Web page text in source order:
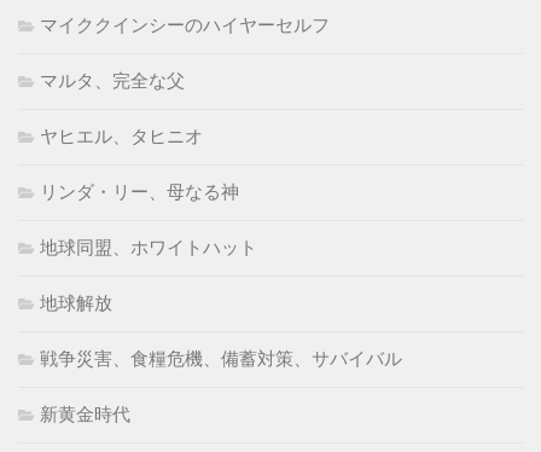
マイククインシーのハイヤーセルフ
マルタ、完全な父
ヤヒエル、タヒニオ
リンダ・リー、母なる神
地球同盟、ホワイトハット
地球解放
戦争災害、食糧危機、備蓄対策、サバイバル
新黄金時代